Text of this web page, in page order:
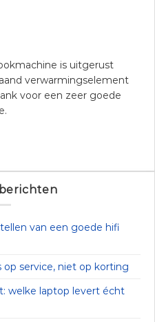
is uitgerust
verwarmingselement
voor een zeer goede
van een goede hifi
op service, niet op korting
welke laptop levert écht